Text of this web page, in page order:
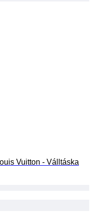
Vuitton - Válltáska